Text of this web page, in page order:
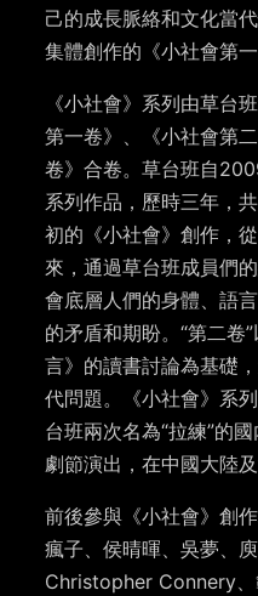
己的成長脈絡和文化當
集體創作的《小社會第一
《小社會》系列由草台
第一卷》、《小社會第
卷》合卷。草台班自
系列作品，歷時三年，
初的《小社會》創作，
來，通過草台班成員們
會底層人們的身體、語
的矛盾和期盼。“第二卷
言》的讀書討論為基礎
代問題。《小社會》系
台班兩次名為“拉練”的
劇節演出，在中國大陸
前後參與《小社會》創
瘋子、侯晴暉、吳夢、
Christopher Connery